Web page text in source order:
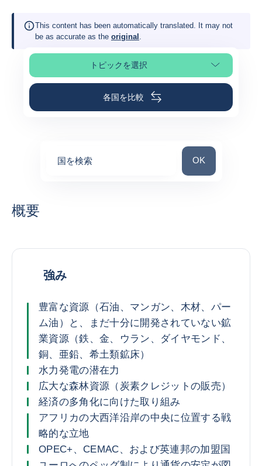
This content has been automatically translated. It may not
be as accurate as the original .
トピックを選択
ページの選択
各国を比較
国を検索 国を検索
OK
概要
強み
豊富な資源（石油、マンガン、木材、パー
ム油）と、まだ十分に開発されていない鉱
業資源（鉄、金、ウラン、ダイヤモンド、
銅、亜鉛、希土類鉱床）
水力発電の潜在力
広大な森林資源（炭素クレジットの販売）
経済の多角化に向けた取り組み
アフリカの大西洋沿岸の中央に位置する戦
略的な立地
OPEC+、CEMAC、および英連邦の加盟国